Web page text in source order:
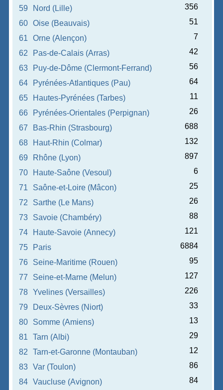
59
Nord (Lille)
356
60
Oise (Beauvais)
51
61
Orne (Alençon)
7
62
Pas-de-Calais (Arras)
42
63
Puy-de-Dôme (Clermont-Ferrand)
56
64
Pyrénées-Atlantiques (Pau)
64
65
Hautes-Pyrénées (Tarbes)
11
66
Pyrénées-Orientales (Perpignan)
26
67
Bas-Rhin (Strasbourg)
688
68
Haut-Rhin (Colmar)
132
69
Rhône (Lyon)
897
70
Haute-Saône (Vesoul)
6
71
Saône-et-Loire (Mâcon)
25
72
Sarthe (Le Mans)
26
73
Savoie (Chambéry)
88
74
Haute-Savoie (Annecy)
121
75
Paris
6884
76
Seine-Maritime (Rouen)
95
77
Seine-et-Marne (Melun)
127
78
Yvelines (Versailles)
226
79
Deux-Sèvres (Niort)
33
80
Somme (Amiens)
13
81
Tarn (Albi)
29
82
Tarn-et-Garonne (Montauban)
12
83
Var (Toulon)
86
84
Vaucluse (Avignon)
84